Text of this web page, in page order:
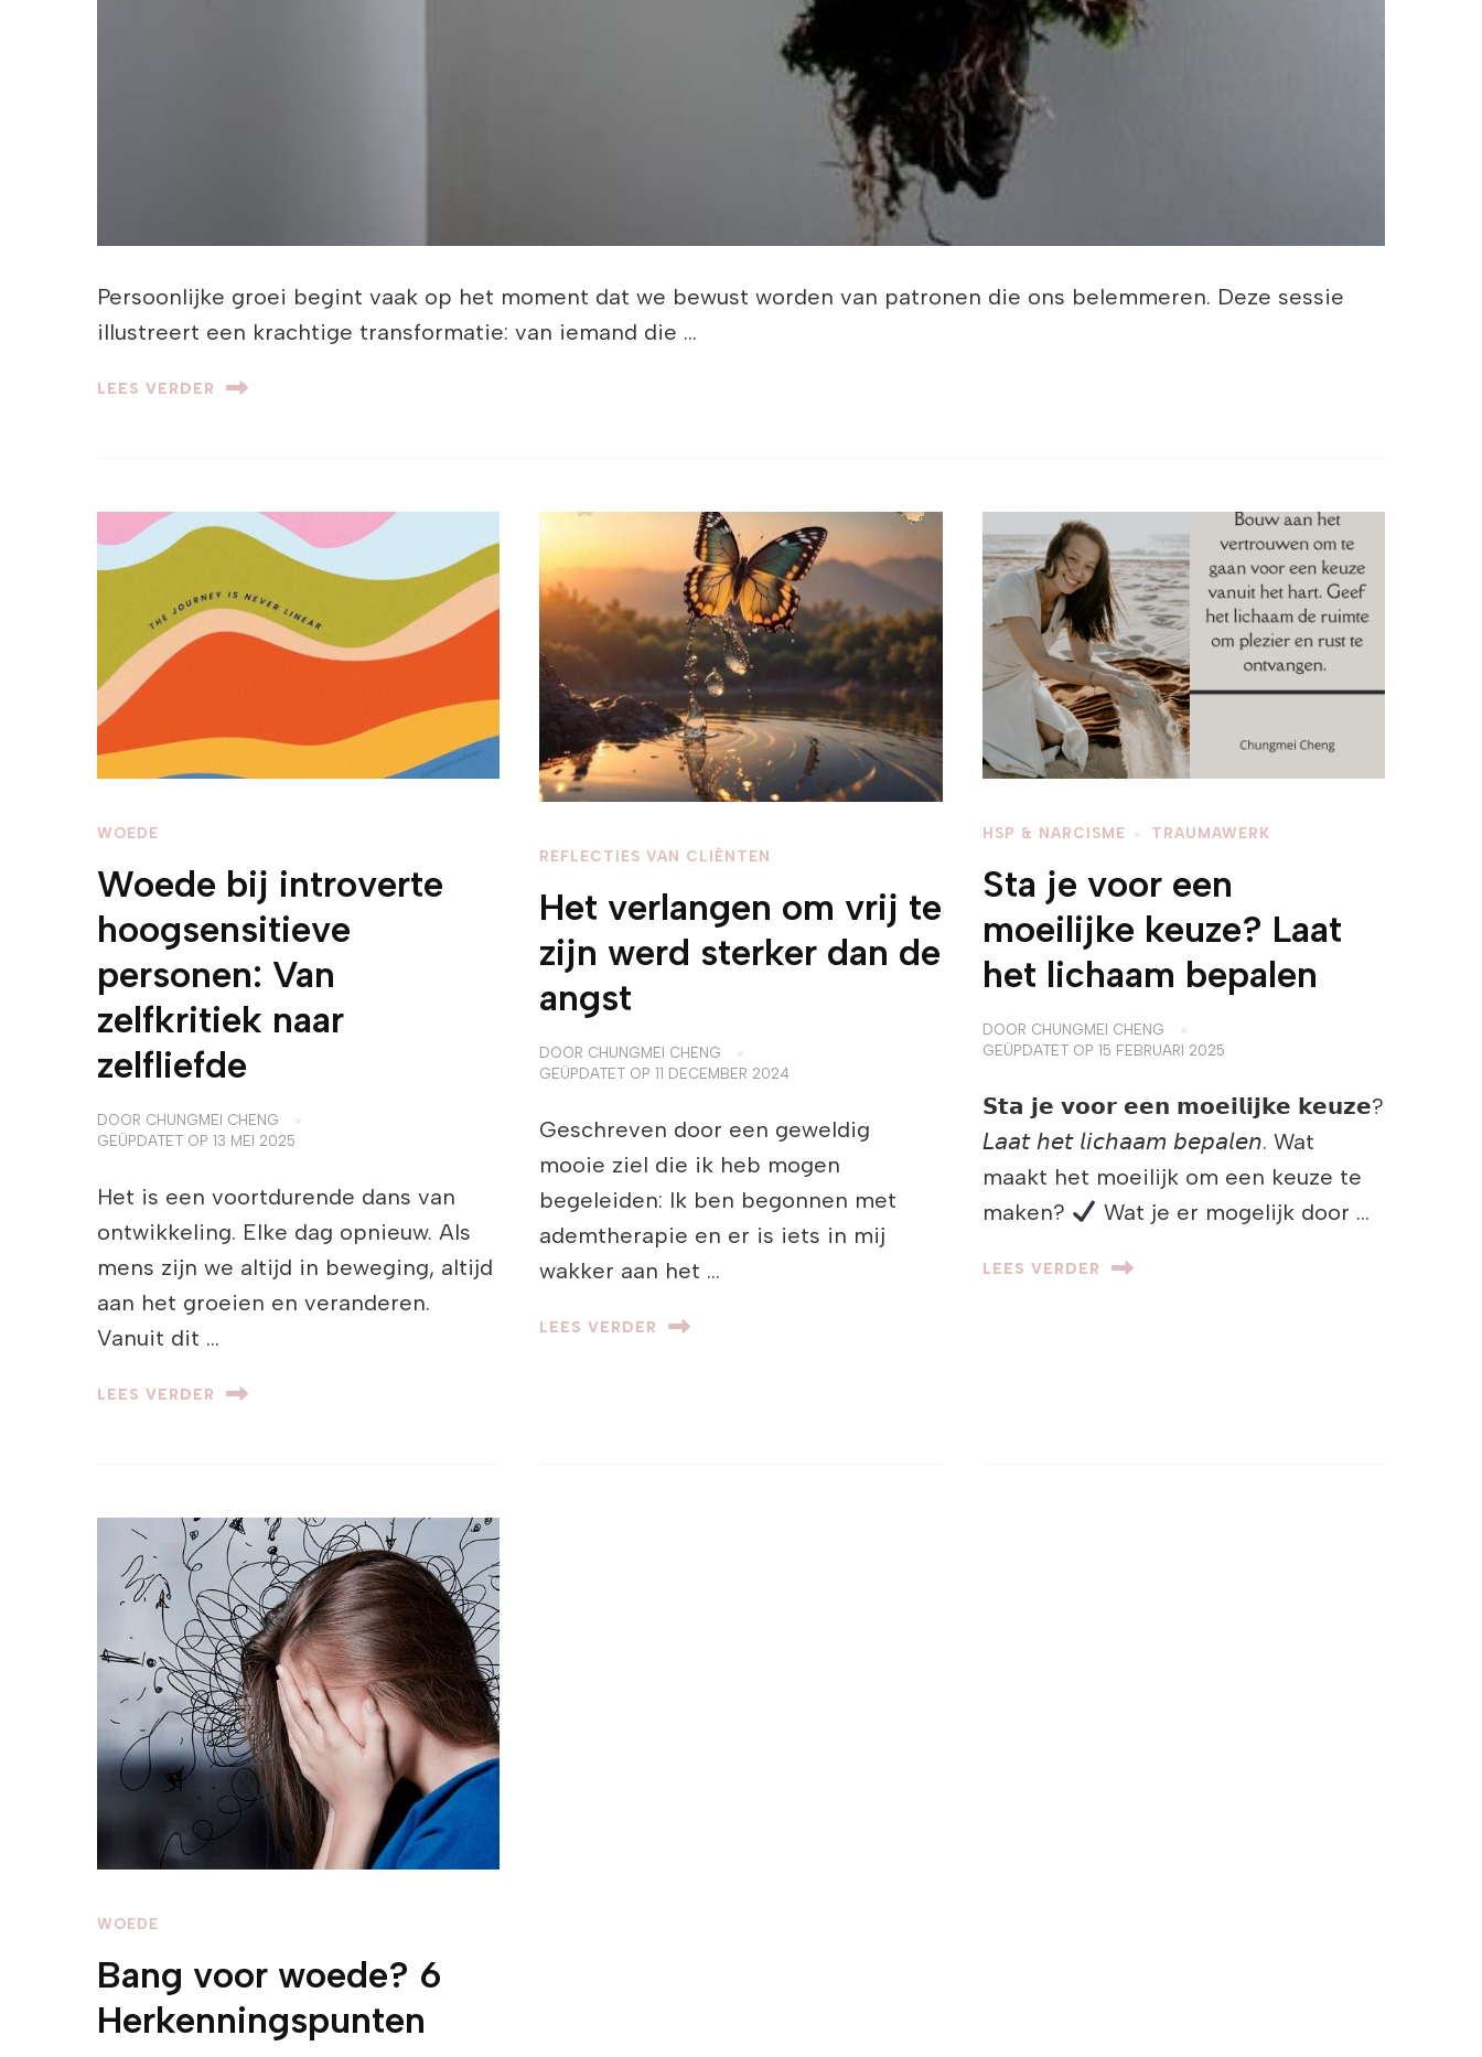
Persoonlijke groei begint vaak op het moment dat we bewust worden van patronen die ons belemmeren. Deze sessie
illustreert een krachtige transformatie: van iemand die …
LEES VERDER
WOEDE
Woede bij introverte
hoogsensitieve
personen: Van
zelfkritiek naar
zelfliefde
DOOR CHUNGMEI CHENG
GEÜPDATET OP 13 MEI 2025
Het is een voortdurende dans van
ontwikkeling. Elke dag opnieuw. Als
mens zijn we altijd in beweging, altijd
aan het groeien en veranderen.
Vanuit dit …
LEES VERDER
REFLECTIES VAN CLIËNTEN
Het verlangen om vrij te
zijn werd sterker dan de
angst
DOOR CHUNGMEI CHENG
GEÜPDATET OP11 DECEMBER 2024
Geschreven door een geweldig
mooie ziel die ik heb mogen
begeleiden: Ik ben begonnen met
ademtherapie en er is iets in mij
wakker aan het …
LEES VERDER
HSP & NARCISME TRAUMAWERK
Sta je voor een
moeilijke keuze? Laat
het lichaam bepalen
DOOR CHUNGMEI CHENG
GEÜPDATET OP 15 FEBRUARI 2025
𝗦𝘁𝗮 𝗷𝗲 𝘃𝗼𝗼𝗿 𝗲𝗲𝗻 𝗺𝗼𝗲𝗶𝗹𝗶𝗷𝗸𝗲 𝗸𝗲𝘂𝘇𝗲?
𝘓𝘢𝘢𝘵 𝘩𝘦𝘵 𝘭𝘪𝘤𝘩𝘢𝘢𝘮 𝘣𝘦𝘱𝘢𝘭𝘦𝘯. Wat
maakt het moeilijk om een keuze te
maken?
Wat je er mogelijk door …
LEES VERDER
WOEDE
Bang voor woede? 6
Herkenningspunten